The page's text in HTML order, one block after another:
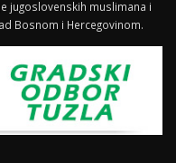
jugoslovenskih muslimana i
Bosnom i Hercegovinom.